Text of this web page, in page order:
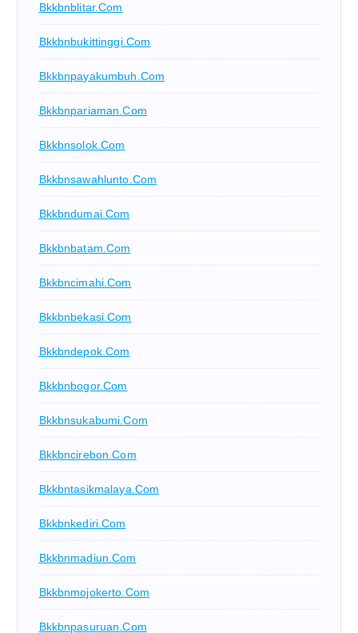
Bkkbnblitar.com
Bkkbnbukittinggi.com
Bkkbnpayakumbuh.com
Bkkbnpariaman.com
Bkkbnsolok.com
Bkkbnsawahlunto.com
Bkkbndumai.com
Bkkbnbatam.com
Bkkbncimahi.com
Bkkbnbekasi.com
Bkkbndepok.com
Bkkbnbogor.com
Bkkbnsukabumi.com
Bkkbncirebon.com
Bkkbntasikmalaya.com
Bkkbnkediri.com
Bkkbnmadiun.com
Bkkbnmojokerto.com
Bkkbnpasuruan.com